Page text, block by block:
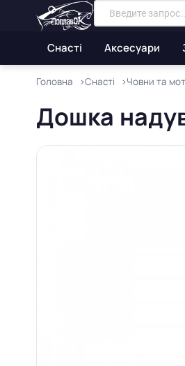
Снасті Аксесуари
Головна Снасті Човни та
Дошка